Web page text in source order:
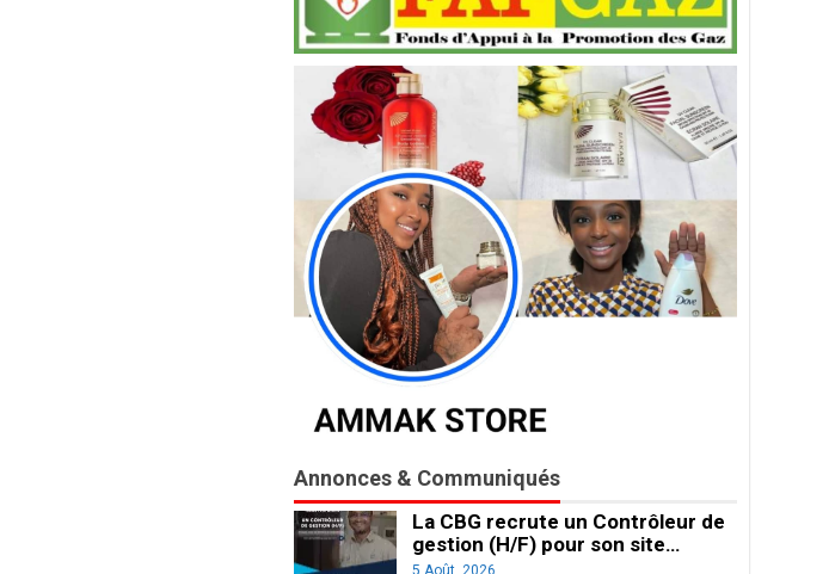
Annonces & Communiqués
La CBG recrute un Contrôleur de
gestion (H/F) pour son site…